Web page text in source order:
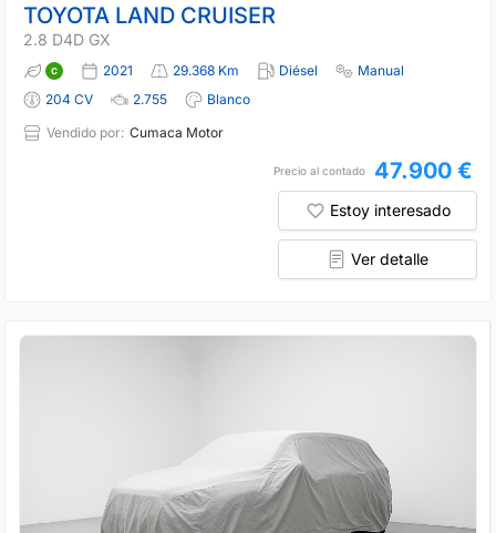
TOYOTA LAND CRUISER
2.8 D4D GX
2021 29.368 Km Diésel
Manual
204 CV
2.755
Blanco
Vendido por: Cumaca Motor
Precio al contado 47.900 €
Estoy interesado
Ver detalle